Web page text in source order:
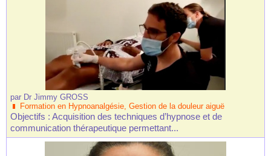
par Dr Jimmy GROSS
Formation en Hypnoanalgésie, Gestion de la douleur aiguë
Objectifs : Acquisition des techniques d’hypnose et de
communication thérapeutique permettant...